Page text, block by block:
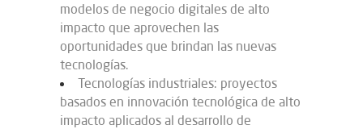
modelos de negocio digitales de alto
impacto que aprovechen las
oportunidades que brindan las nuevas
tecnologías.
Tecnologías industriales: proyectos
basados en innovación tecnológica de alto
impacto aplicados al desarrollo de